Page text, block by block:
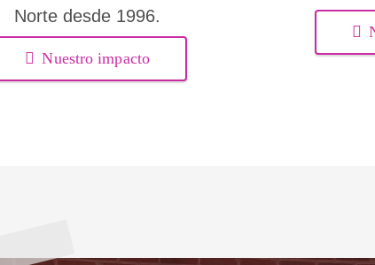
Norte desde 1996.
Nuestro impacto